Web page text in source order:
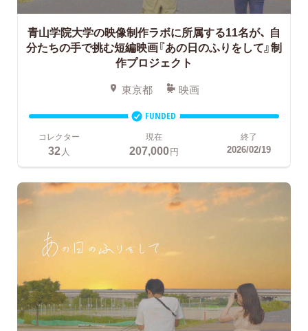
青山学院大学の映像制作ラボに所属する11名が、 自
分たちの手で挑む短編映画『あの日のふりをして』制
作プロジェクト
東京都 映画
FUNDED
コレクター
32 人
現在
207,000円
終了
2026/02/19